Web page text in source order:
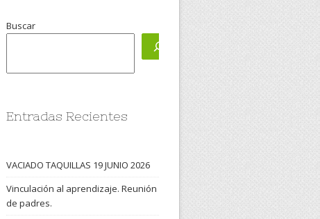
Buscar
Entradas Recientes
VACIADO TAQUILLAS 19 JUNIO 2026
Vinculación al aprendizaje. Reunión
de padres.